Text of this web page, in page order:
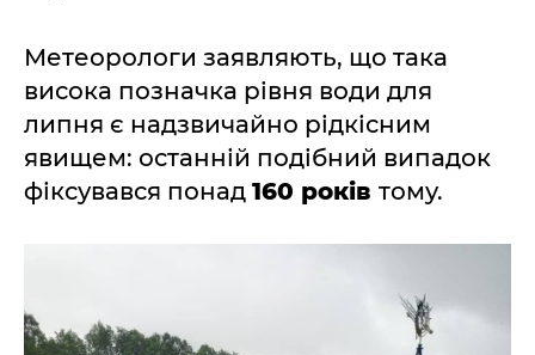
Метеорологи заявляють, що така
висока позначка рівня води для
липня є надзвичайно рідкісним
явищем: останній подібний випадок
фіксувався понад 160 років тому.